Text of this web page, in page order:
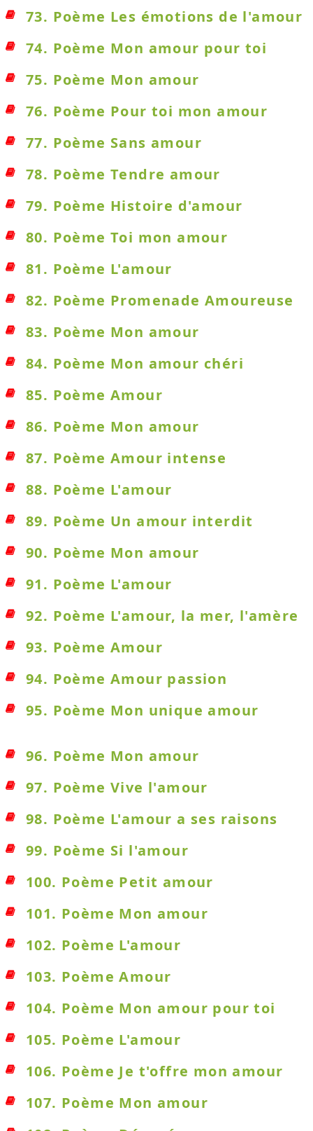
73. Poème Les émotions de l'amour
74. Poème Mon amour pour toi
75. Poème Mon amour
76. Poème Pour toi mon amour
77. Poème Sans amour
78. Poème Tendre amour
79. Poème Histoire d'amour
80. Poème Toi mon amour
81. Poème L'amour
82. Poème Promenade Amoureuse
83. Poème Mon amour
84. Poème Mon amour chéri
85. Poème Amour
86. Poème Mon amour
87. Poème Amour intense
88. Poème L'amour
89. Poème Un amour interdit
90. Poème Mon amour
91. Poème L'amour
92. Poème L'amour, la mer, l'amère
93. Poème Amour
94. Poème Amour passion
95. Poème Mon unique amour
96. Poème Mon amour
97. Poème Vive l'amour
98. Poème L'amour a ses raisons
99. Poème Si l'amour
100. Poème Petit amour
101. Poème Mon amour
102. Poème L'amour
103. Poème Amour
104. Poème Mon amour pour toi
105. Poème L'amour
106. Poème Je t'offre mon amour
107. Poème Mon amour